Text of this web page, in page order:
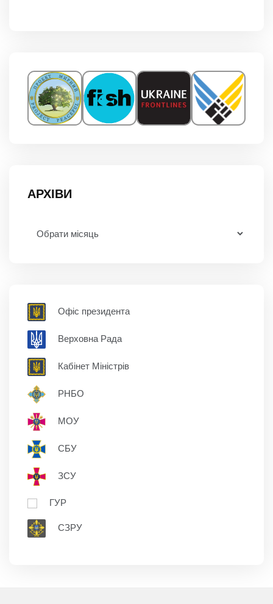
АРХІВИ
Офіс президента
Верховна Рада
Кабінет Міністрів
РНБО
МОУ
СБУ
ЗСУ
ГУР
СЗРУ